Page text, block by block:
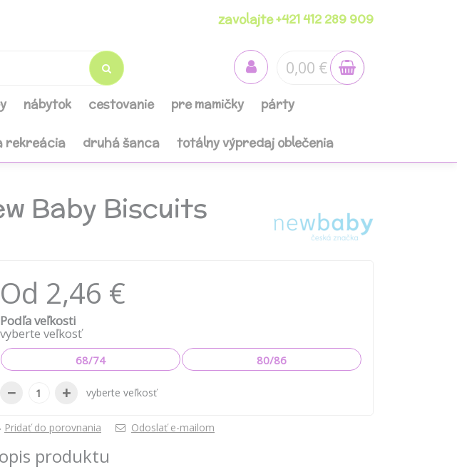
zavolajte +421 412 289 909
0,00 €
nábytok cestovanie pre mamičky párty
rekreácia druhá šanca totálny výpredaj oblečenia
Baby Biscuits
Od 2,46 €
Podľa veľkosti
vyberte veľkosť
68/74 80/86
− + vyberte veľkosť
Pridať do porovnania Odoslať e-mailom
produktu